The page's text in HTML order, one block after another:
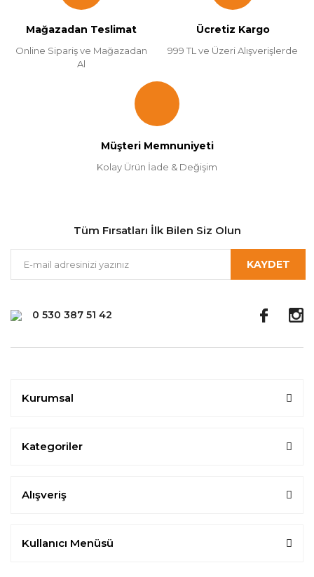
Mağazadan Teslimat
Online Sipariş ve Mağazadan
Al
Ücretiz Kargo
999 TL ve Üzeri Alışverişlerde
Müşteri Memnuniyeti
Kolay Ürün İade & Değişim
0 530 387 51 42
Tüm Fırsatları İlk Bilen Siz Olun
KAYDET
Kurumsal
Kategoriler
Alışveriş
Kullanıcı Menüsü